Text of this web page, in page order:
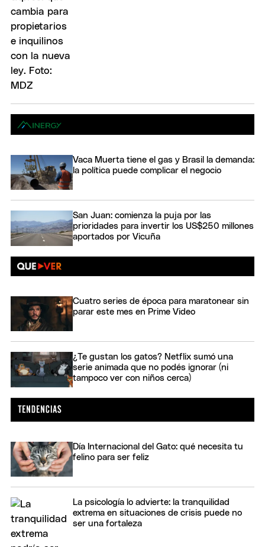
Vaca Muerta tiene el gas y Brasil la demanda:
la política puede complicar el negocio
San Juan: comienza la puja por las
prioridades para invertir los US$250 millones
aportados por Vicuña
Cuatro series de época para maratonear sin
parar este mes en Prime Video
¿Te gustan los gatos? Netflix sumó una
serie animada que no podés ignorar (ni
tampoco ver con niños cerca)
Día Internacional del Gato: qué necesita tu
felino para ser feliz
La psicología lo advierte: la tranquilidad
extrema en situaciones de crisis puede no
ser una fortaleza